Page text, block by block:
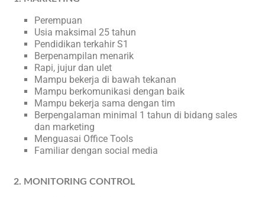
Perempuan
Usia maksimal 25 tahun
Pendidikan terkahir S1
Berpenampilan menarik
Rapi, jujur dan ulet
Mampu bekerja di bawah tekanan
Mampu berkomunikasi dengan baik
Mampu bekerja sama dengan tim
Berpengalaman minimal 1 tahun di bidang sales
dan marketing
Menguasai Office Tools
Familiar dengan social media
2. MONITORING CONTROL